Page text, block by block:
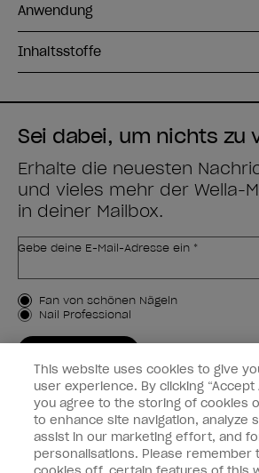
Anwendung
Inhaltsstoffe
Sei dabei, um nichts zu
Erhalte die neuesten
und vieles mehr der Wella-
in deiner Mailbox.
Gebe deine E-Mail-Adresse ein *
Kundenart
Fan von schönen Nägeln
Nail Professional
Kundeninformationen
Vernetzen
This website uses cookies to give
user experience. By clicking “Accept
you agree to the storing of cookies
to enhance site navigation, analyze
assist in our marketing effort, and
personalisations. Please remember